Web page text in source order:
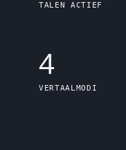
TALEN ACTIEF
4
VERTAALMODI